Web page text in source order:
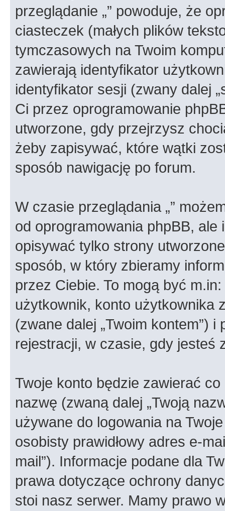
przeglądanie „” powoduje, że
ciasteczek (małych plików
tymczasowych na Twoim
zawierają identyfikator
identyfikator sesji (zwany dalej
Ci przez oprogramowanie
utworzone, gdy przejrzysz
żeby zapisywać, które wątki
sposób nawigację po forum.
W czasie przeglądania „”
od oprogramowania phpBB,
opisywać tylko strony
sposób, w który zbieramy
przez Ciebie. To mogą być
użytkownik, konto użytkownika
(zwane dalej „Twoim kontem”)
rejestracji, w czasie, gdy jesteś
Twoje konto będzie zawierać
nazwę (zwaną dalej „Twoją
używane do logowania na
osobisty prawidłowy adres e-
mail”). Informacje podane dla
prawa dotyczące ochrony
stoi nasz serwer. Mamy prawo